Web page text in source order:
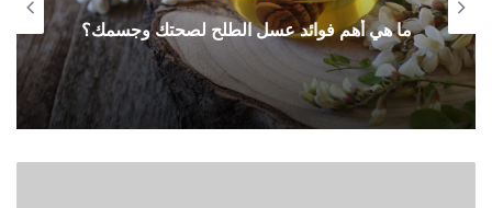
ما هي أهم فوائد عسل الطلح لصحتك وجسمك؟